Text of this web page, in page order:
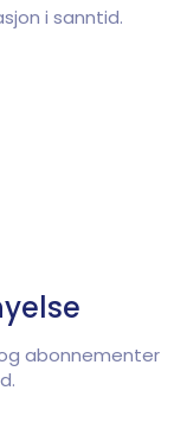
i sanntid.
abonnementer